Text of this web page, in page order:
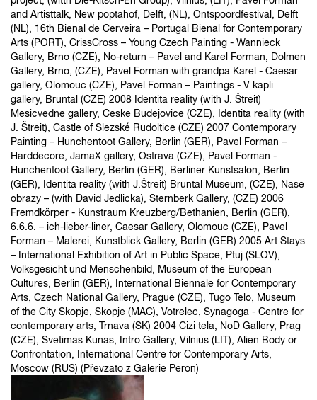
and Artisttalk, New poptahof, Delft, (NL), Ontspoordfestival, Delft
(NL), 16th Bienal de Cerveira – Portugal Bienal for Contemporary
Arts (PORT), CrissCross – Young Czech Painting - Wannieck
Gallery, Brno (CZE), No-return – Pavel and Karel Forman, Dolmen
Gallery, Brno, (CZE), Pavel Forman with grandpa Karel - Caesar
gallery, Olomouc (CZE), Pavel Forman – Paintings - V kapli
gallery, Bruntal (CZE) 2008 Identita reality (with J. Štreit)
Mesicvedne gallery, Ceske Budejovice (CZE), Identita reality (with
J. Štreit), Castle of Slezské Rudoltice (CZE) 2007 Contemporary
Painting – Hunchentoot Gallery, Berlin (GER), Pavel Forman –
Harddecore, JamaX gallery, Ostrava (CZE), Pavel Forman -
Hunchentoot Gallery, Berlin (GER), Berliner Kunstsalon, Berlin
(GER), Identita reality (with J.Štreit) Bruntal Museum, (CZE), Nase
obrazy – (with David Jedlicka), Sternberk Gallery, (CZE) 2006
Fremdkörper - Kunstraum Kreuzberg/Bethanien, Berlin (GER),
6.6.6. – ich-lieber-liner, Caesar Gallery, Olomouc (CZE), Pavel
Forman – Malerei, Kunstblick Gallery, Berlin (GER) 2005 Art Stays
– International Exhibition of Art in Public Space, Ptuj (SLOV),
Volksgesicht und Menschenbild, Museum of the European
Cultures, Berlin (GER), International Biennale for Contemporary
Arts, Czech National Gallery, Prague (CZE), Tugo Telo, Museum
of the City Skopje, Skopje (MAC), Votrelec, Synagoga - Centre for
contemporary arts, Trnava (SK) 2004 Cizi tela, NoD Gallery, Prag
(CZE), Svetimas Kunas, Intro Gallery, Vilnius (LIT), Alien Body or
Confrontation, International Centre for Contemporary Arts,
Moscow (RUS) (Převzato z Galerie Peron)